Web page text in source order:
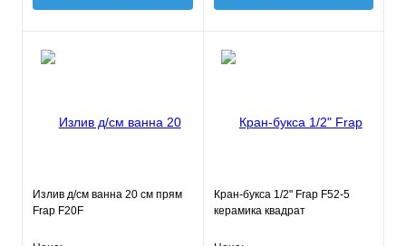
Излив д/см ванна 20 см прям
Frap F20F
Кран-букса 1/2" Frap F52-5
керамика квадрат